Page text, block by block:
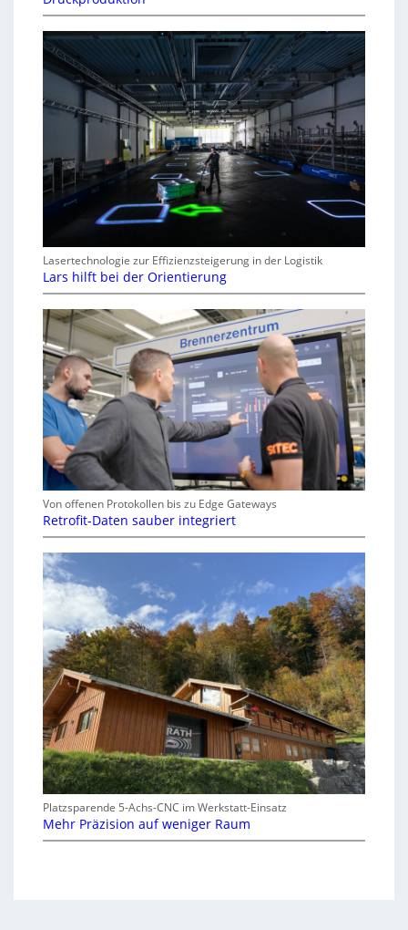
Lasertechnologie zur Effizienzsteigerung in der Logistik
Lars hilft bei der Orientierung
Von offenen Protokollen bis zu Edge Gateways
Retrofit-Daten sauber integriert
Platzsparende 5-Achs-CNC im Werkstatt-Einsatz
Mehr Präzision auf weniger Raum